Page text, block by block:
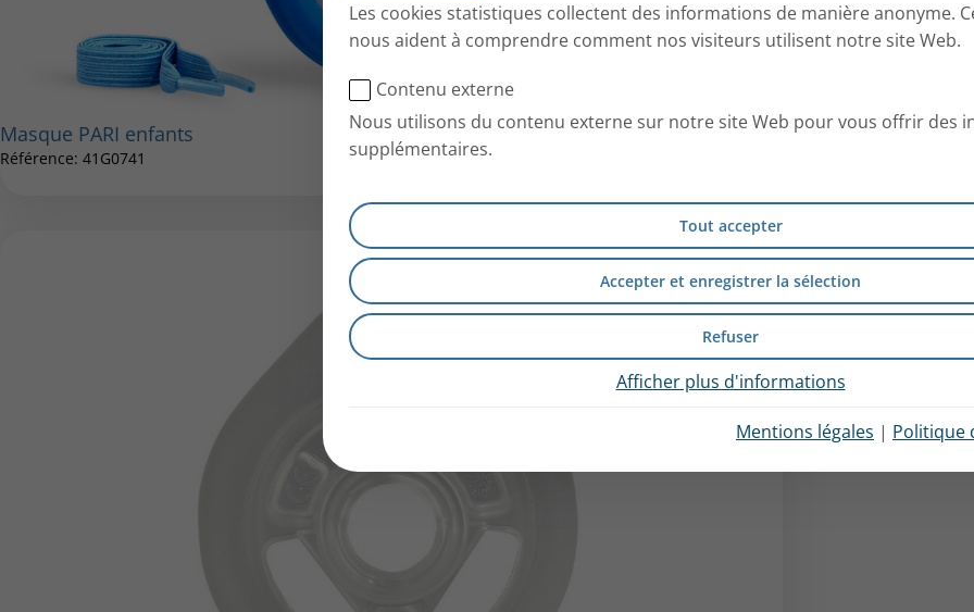
Les cookies statistiques collectent des informations de manière anonyme.
nous aident à comprendre comment nos visiteurs utilisent notre site Web.
Contenu externe
Nous utilisons du contenu externe sur notre site Web pour vous offrir des
supplémentaires.
Tout accepter
Accepter et enregistrer la sélection
Refuser
Afficher plus d'informations
Mentions légales | Politique
Masque PARI enfants
Référence: 41G0741